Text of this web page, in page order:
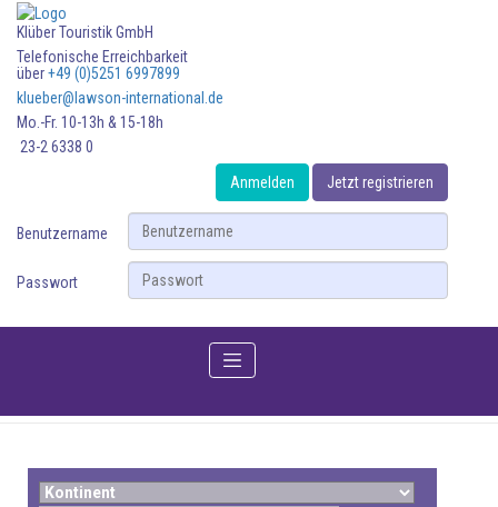
Klüber Touristik GmbH
Telefonische Erreichbarkeit
über+49 (0)5251 6997899
klueber@lawson-international.de
Mo.-Fr. 10-13h & 15-18h
23-2 6338 0
Anmelden
Jetzt registrieren
Benutzername
Passwort